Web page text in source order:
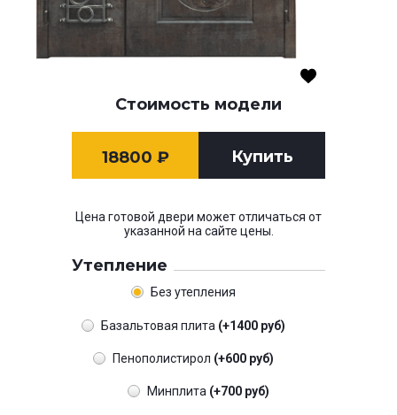
Стоимость модели
18800 ₽ Купить
Цена готовой двери может отличаться от
указанной на сайте цены.
Утепление
Без утепления
Базальтовая плита (+1400 руб)
Пенополистирол (+600 руб)
Минплита (+700 руб)